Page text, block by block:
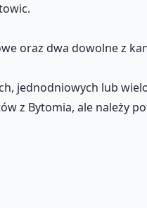
oraz dwa dowolne z
jednodniowych lub
z Bytomia, ale należy